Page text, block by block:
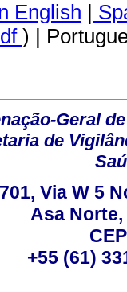
English
) |
Geral
de
Via W 5
Asa
+55 (61)